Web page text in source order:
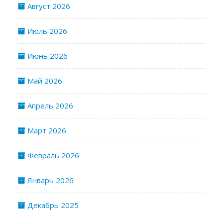
Август 2026
Июль 2026
Июнь 2026
Май 2026
Апрель 2026
Март 2026
Февраль 2026
Январь 2026
Декабрь 2025